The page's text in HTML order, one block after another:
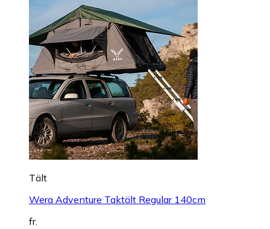
Tält
Wera Adventure Taktält Regular 140cm
fr.